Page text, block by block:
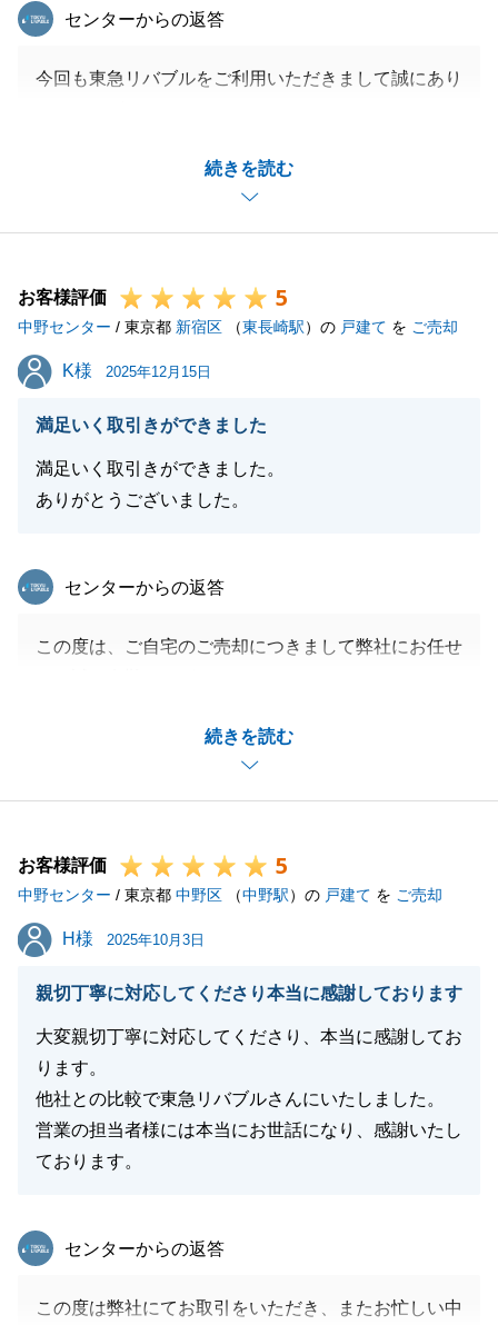
続きを読む
東急リバブル
センターからの返答
今回も東急リバブルをご利用いただきまして誠にあり
お陰で無事にお取引を完了することができました。
また、お役に立てる機会がございましたら、全力でお
手伝いいたしますので、今後ともよろしくお願いいた
お客様評価 5
中野センター / 東京都 新宿区 （東長崎駅）の 戸建て を ご売却
K様
K様 2025年12月15日
満足いく取引きができました
満足いく取引きができました。
ありがとうございました。
続きを読む
東急リバブル
センターからの返答
この度は、ご自宅のご売却につきまして弊社にお任せ
今後は、名古屋でも東京でも不動産の事でご相談御座
いましたら是非、お気軽にご連絡頂戴出来れば幸いで
また、お知り合いの方などでも不動産の事で相談ござ
いましたらご紹介頂ければ幸いでございます。
この度は、誠に有難うございました。今後ともどうぞ
宜しくお願い申し上げます。
お客様評価 5
中野センター / 東京都 中野区 （中野駅）の 戸建て を ご売却
H様
H様 2025年10月3日
親切丁寧に対応してくださり本当に感謝しております
大変親切丁寧に対応してくださり、本当に感謝してお
ります。
他社との比較で東急リバブルさんにいたしました。
営業の担当者様には本当にお世話になり、感謝いたし
ております。
東急リバブル
センターからの返答
この度は弊社にてお取引をいただき、またお忙しい中